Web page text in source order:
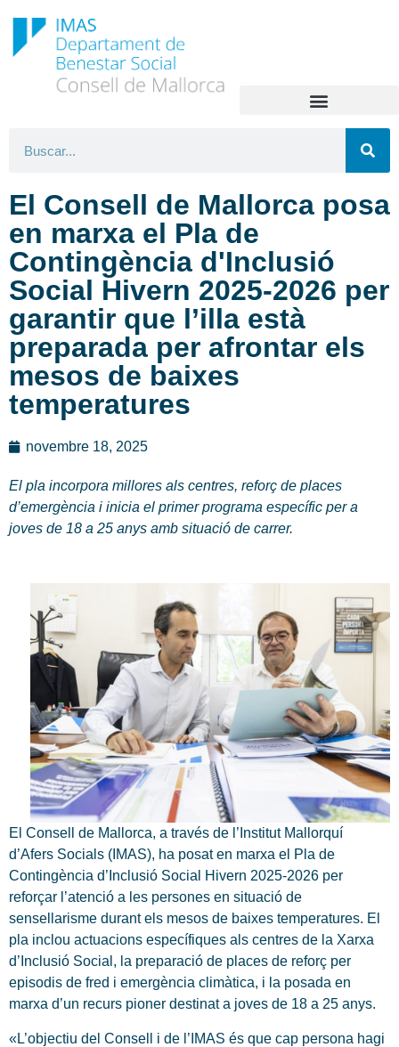
El Consell de Mallorca posa
en marxa el Pla de
Contingència d'Inclusió
Social Hivern 2025-2026 per
garantir que l’illa està
preparada per afrontar els
mesos de baixes
temperatures
novembre 18, 2025
El pla incorpora millores als centres, reforç de places
d’emergència i inicia el primer programa específic per a
joves de 18 a 25 anys amb situació de carrer.
El Consell de Mallorca, a través de l’Institut Mallorquí
d’Afers Socials (IMAS), ha posat en marxa el Pla de
Contingència d’Inclusió Social Hivern 2025-2026 per
reforçar l’atenció a les persones en situació de
sensellarisme durant els mesos de baixes temperatures. El
pla inclou actuacions específiques als centres de la Xarxa
d’Inclusió Social, la preparació de places de reforç per
episodis de fred i emergència climàtica, i la posada en
marxa d’un recurs pioner destinat a joves de 18 a 25 anys.
«L’objectiu del Consell i de l’IMAS és que cap persona hagi